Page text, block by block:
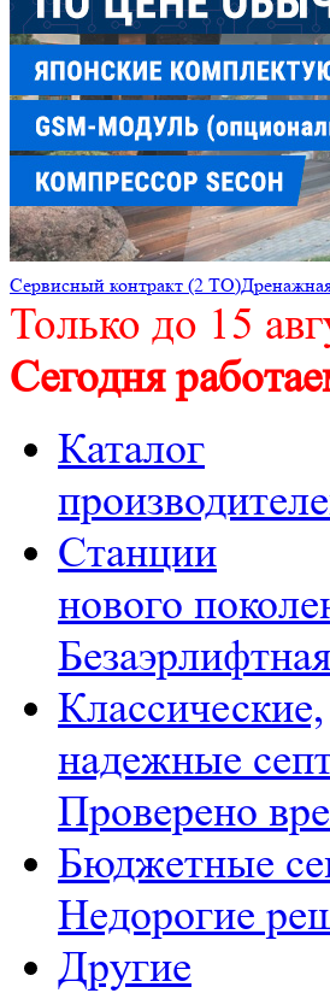
Cервисный контракт (2 ТО)
Только до 15
Сегодня
Каталог
Станции
нового
Классические,
надежные
Проверено
Бюджетные
Недорогие
Другие